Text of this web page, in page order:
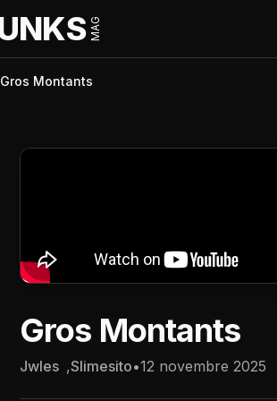
MAG
Gros Montants
Gros Montants
Jwles ,Slimesito•12 novembre 2025